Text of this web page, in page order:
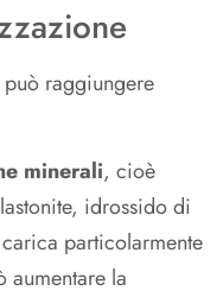
raggiungere
minerali, cioè
idrossido di
particolarmente
aumentare la